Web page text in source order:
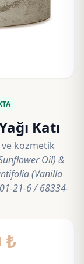
Katı
ve kozmetik
Oil) &
(Vanilla
21-6 / 68334-
₺Fiyat